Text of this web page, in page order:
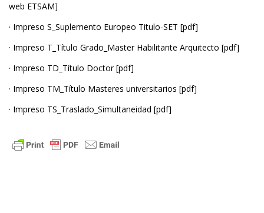
web ETSAM]
· Impreso S_Suplemento Europeo Titulo-SET [pdf]
· Impreso T_Título Grado_Master Habilitante Arquitecto [pdf]
· Impreso TD_Título Doctor [pdf]
· Impreso TM_Título Masteres universitarios [pdf]
· Impreso TS_Traslado_Simultaneidad [pdf]